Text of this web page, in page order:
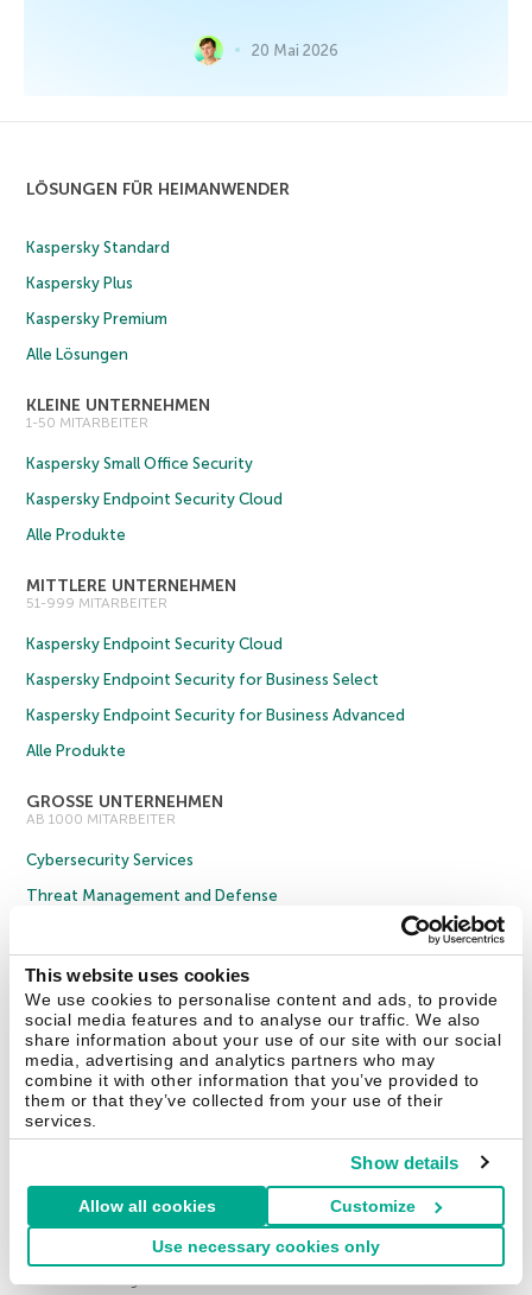
This website uses cookies
We use cookies to personalise content and ads, to provide
social media features and to analyse our traffic. We also
share information about your use of our site with our social
media, advertising and analytics partners who may
combine it with other information that you’ve provided to
them or that they’ve collected from your use of their
services.
Show details
Allow all cookies Customize
Use necessary cookies only
20 Mai 2026
LÖSUNGEN FÜR HEIMANWENDER
Kaspersky Standard
Kaspersky Plus
Kaspersky Premium
Alle Lösungen
KLEINE UNTERNEHMEN
1-50 MITARBEITER
Kaspersky Small Office Security
Kaspersky Endpoint Security Cloud
Alle Produkte
MITTLERE UNTERNEHMEN
51-999 MITARBEITER
Kaspersky Endpoint Security Cloud
Kaspersky Endpoint Security for Business Select
Kaspersky Endpoint Security for Business Advanced
Alle Produkte
GROSSE UNTERNEHMEN
AB 1000 MITARBEITER
Cybersecurity Services
Threat Management and Defense
Hybrid Cloud Security
Cybersecurity Training
Threat Intelligence
Alle Lösungen
© 2026 AO Kaspersky Lab. Alle Rechte vorbehalten.
Impressum
Lizenzvereinbarung B2B
Anmeldung zum Business-Newsletter
Anmeldung zum Newsletter für B2B-Vertriebspartner
Cookies
Kontakt Über uns Partner Blog
Weitere Informationen
Pressemitteilungen